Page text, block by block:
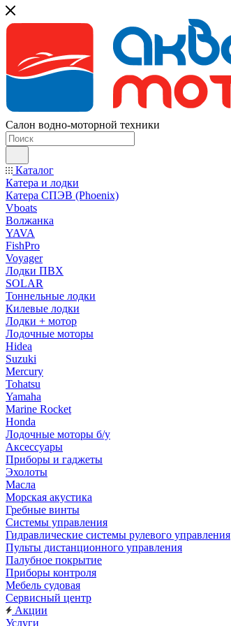
Салон водно-моторной техники
Каталог
Катера и лодки
Катера СПЭВ (Phoenix)
Vboats
Волжанка
YAVA
FishPro
Voyager
Лодки ПВХ
SOLAR
Тоннельные лодки
Килевые лодки
Лодки + мотор
Лодочные моторы
Hidea
Suzuki
Mercury
Tohatsu
Yamaha
Marine Rocket
Honda
Лодочные моторы б/у
Аксессуары
Приборы и гаджеты
Эхолоты
Масла
Морская акустика
Гребные винты
Системы управления
Гидравлические системы рулевого управления
Пульты дистанционного управления
Палубное покрытие
Приборы контроля
Мебель судовая
Сервисный центр
Акции
Услуги